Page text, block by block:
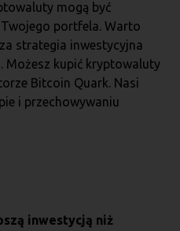
mogą być
portfela. Warto
strategia inwestycyjna
Możesz kupić kryptowaluty
Bitcoin Quark. Nasi
i przechowywaniu
inwestycją niż